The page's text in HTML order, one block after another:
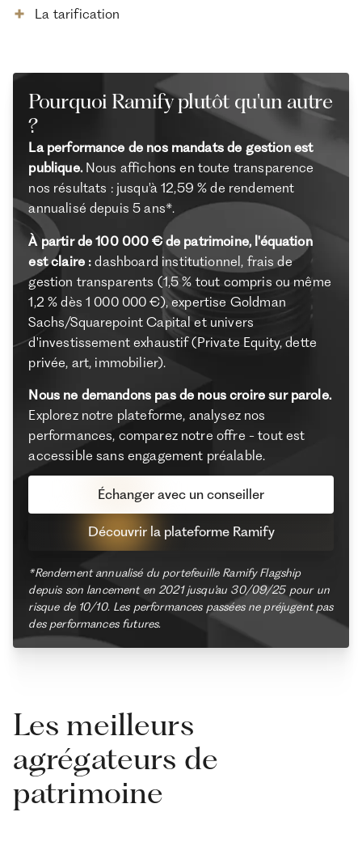
La tarification
Pourquoi Ramify plutôt qu'un autre
?
La performance de nos mandats de gestion est
publique.Nous affichons en toute transparence
nos résultats : jusqu'à 12,59 % de rendement
annualisé depuis 5 ans*.
À partir de 100 000 € de patrimoine, l'équation
est claire : dashboard institutionnel, frais de
gestion transparents (1,5 % tout compris ou même
1,2 % dès 1 000 000 €), expertise Goldman
Sachs/Squarepoint Capital et univers
d'investissement exhaustif (Private Equity, dette
privée, art, immobilier).
Nous ne demandons pas de nous croire sur parole.
Explorez notre plateforme, analysez nos
performances, comparez notre offre - tout est
accessible sans engagement préalable.
Découvrir la plateforme Ramify
Échanger avec un conseiller
*Rendement annualisé du portefeuille Ramify Flagship
depuis son lancement en 2021 jusqu'au 30/09/25 pour un
risque de 10/10. Les performances passées ne préjugent pas
des performances futures.
Les meilleurs
agrégateurs de
patrimoine